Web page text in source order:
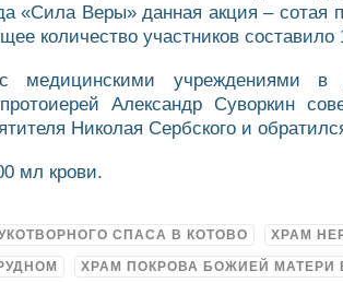
«Сила Веры» данная акция – сотая
количество участников
медицинскими учреждениями в
протоиерей Александр
Николая Сербского и
мл крови.
СПАСА В КОТОВО ХРАМ
ХРАМ ПОКРОВА БОЖИЕЙ МАТЕРИ